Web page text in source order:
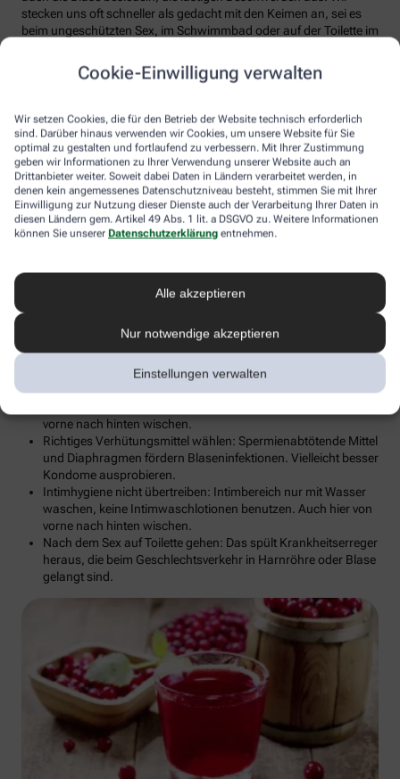
Cookie-Einwilligung verwalten
Wir setzen Cookies, die für den Betrieb der Website technisch erforderlich
sind. Darüber hinaus verwenden wir Cookies, um unsere Website für Sie
optimal zu gestalten und fortlaufend zu verbessern. Mit Ihrer Zustimmung
geben wir Informationen zu Ihrer Verwendung unserer Website auch an
Drittanbieter weiter. Soweit dabei Daten in Ländern verarbeitet werden, in
denen kein angemessenes Datenschutzniveau besteht, stimmen Sie mit Ihrer
Einwilligung zur Nutzung dieser Dienste auch der Verarbeitung Ihrer Daten in
diesen Ländern gem. Artikel 49 Abs. 1 lit. a DSGVO zu. Weitere Informationen
können Sie unserer Datenschutzerklärung entnehmen.
Alle akzeptieren
Nur notwendige akzeptieren
Einstellungen verwalten
stecken uns oft schneller als gedacht mit den Keimen an, sei es
beim ungeschützten Sex, im Schwimmbad oder auf der Toilette im
Ursache einer Harnwegsinfektion. Dann empfiehlt sich ein
Vaginaltherapeutikum, das gleichzeitig beide Übeltäter erfolgreich
oder der unangenehme Geruch im Intimbereich rasch nach. Jetzt
hat auch die Blase endlich Ruhe.
Wer unter immer wiederkehrenden
Harnwegsinfekten leidet, kann sich
gezielt dagegen schützen. Die wichtigsten
Tipps auf einen Blick.
Trinken Sie viel: Am besten Wasser, Schorle mit Cranberrysaft
oder ungesüßte Kräutertees. Blasen- und Nierentees nur bei
Auskühlung vermeiden: Dafür sorgt warme Kleidung. Zur
Vorsicht lieber Socken und Jacke mitnehmen. Nasse
Badesachen schnell wechseln. Nicht auf kalte Fußböden
setzen.
vorne nach hinten wischen.
Richtiges Verhütungsmittel wählen: Spermienabtötende Mittel
und Diaphragmen fördern Blaseninfektionen. Vielleicht besser
Kondome ausprobieren.
Intimhygiene nicht übertreiben: Intimbereich nur mit Wasser
waschen, keine Intimwaschlotionen benutzen. Auch hier von
vorne nach hinten wischen.
Nach dem Sex auf Toilette gehen: Das spült Krankheitserreger
heraus, die beim Geschlechtsverkehr in Harnröhre oder Blase
gelangt sind.